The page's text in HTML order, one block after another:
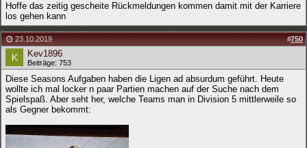
Hoffe das zeitig gescheite Rückmeldungen kommen damit mit der Karriere
los gehen kann
23.10.2019 #750
Kev1896
Beiträge: 753
Diese Seasons Aufgaben haben die Ligen ad absurdum geführt. Heute
wollte ich mal locker n paar Partien machen auf der Suche nach dem
Spielspaß. Aber seht her, welche Teams man in Division 5 mittlerweile so
als Gegner bekommt: